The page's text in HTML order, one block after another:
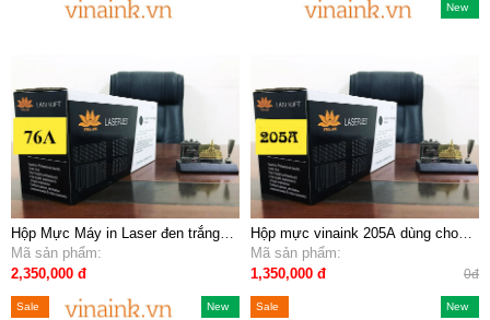
Hộp Mực Máy in Laser đen trắng
VINAINK 76A (CF276A) - Dùng cho
máy HP LaserJet Pro 404dn/
404dw/ 404d/ 404n/ MFP M428fdw
Mã sản phẩm:
2,350,000 đ
New
Hộp mực vinaink 205A dùng cho
máy in hp M181fw
Mã sản phẩm:
1,350,000 đ
0đ
New
Sale
Sale New
Sale
Sale